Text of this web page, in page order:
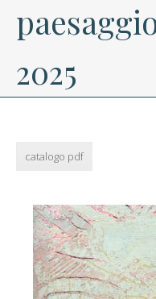
2025
catalogo pdf